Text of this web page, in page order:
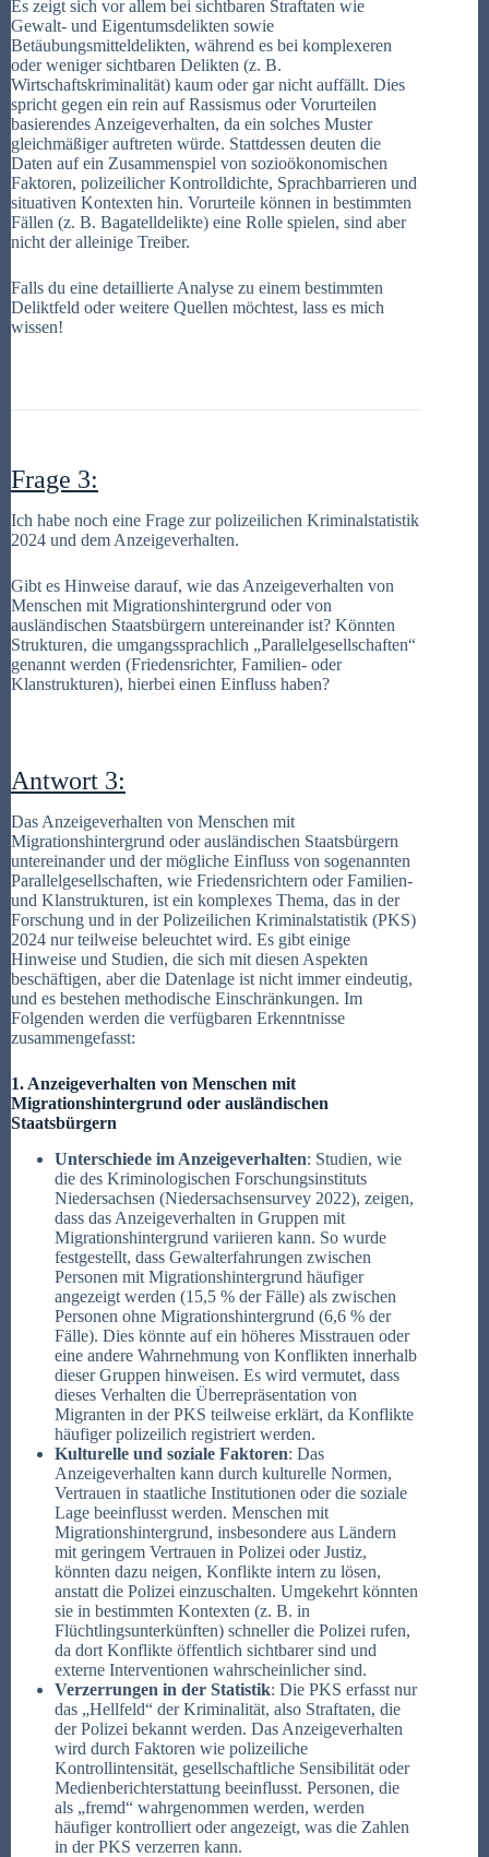
Es zeigt sich vor allem bei sichtbaren Straftaten wie
Gewalt- und Eigentumsdelikten sowie
Betäubungsmitteldelikten, während es bei komplexeren
oder weniger sichtbaren Delikten (z. B.
Wirtschaftskriminalität) kaum oder gar nicht auffällt. Dies
spricht gegen ein rein auf Rassismus oder Vorurteilen
basierendes Anzeigeverhalten, da ein solches Muster
gleichmäßiger auftreten würde. Stattdessen deuten die
Daten auf ein Zusammenspiel von sozioökonomischen
Faktoren, polizeilicher Kontrolldichte, Sprachbarrieren und
situativen Kontexten hin. Vorurteile können in bestimmten
Fällen (z. B. Bagatelldelikte) eine Rolle spielen, sind aber
nicht der alleinige Treiber.
Falls du eine detaillierte Analyse zu einem bestimmten
Deliktfeld oder weitere Quellen möchtest, lass es mich
wissen!
Frage 3:
Ich habe noch eine Frage zur polizeilichen Kriminalstatistik
2024 und dem Anzeigeverhalten.
Gibt es Hinweise darauf, wie das Anzeigeverhalten von
Menschen mit Migrationshintergrund oder von
ausländischen Staatsbürgern untereinander ist? Könnten
Strukturen, die umgangssprachlich „Parallelgesellschaften“
genannt werden (Friedensrichter, Familien- oder
Klanstrukturen), hierbei einen Einfluss haben?
Antwort 3:
Das Anzeigeverhalten von Menschen mit
Migrationshintergrund oder ausländischen Staatsbürgern
untereinander und der mögliche Einfluss von sogenannten
Parallelgesellschaften, wie Friedensrichtern oder Familien-
und Klanstrukturen, ist ein komplexes Thema, das in der
Forschung und in der Polizeilichen Kriminalstatistik (PKS)
2024 nur teilweise beleuchtet wird. Es gibt einige
Hinweise und Studien, die sich mit diesen Aspekten
beschäftigen, aber die Datenlage ist nicht immer eindeutig,
und es bestehen methodische Einschränkungen. Im
Folgenden werden die verfügbaren Erkenntnisse
zusammengefasst:
1. Anzeigeverhalten von Menschen mit
Migrationshintergrund oder ausländischen
Staatsbürgern
Unterschiede im Anzeigeverhalten: Studien, wie
die des Kriminologischen Forschungsinstituts
Niedersachsen (Niedersachsensurvey 2022), zeigen,
dass das Anzeigeverhalten in Gruppen mit
Migrationshintergrund variieren kann. So wurde
festgestellt, dass Gewalterfahrungen zwischen
Personen mit Migrationshintergrund häufiger
angezeigt werden (15,5 % der Fälle) als zwischen
Personen ohne Migrationshintergrund (6,6 % der
Fälle). Dies könnte auf ein höheres Misstrauen oder
eine andere Wahrnehmung von Konflikten innerhalb
dieser Gruppen hinweisen. Es wird vermutet, dass
dieses Verhalten die Überrepräsentation von
Migranten in der PKS teilweise erklärt, da Konflikte
häufiger polizeilich registriert werden.
Kulturelle und soziale Faktoren: Das
Anzeigeverhalten kann durch kulturelle Normen,
Vertrauen in staatliche Institutionen oder die soziale
Lage beeinflusst werden. Menschen mit
Migrationshintergrund, insbesondere aus Ländern
mit geringem Vertrauen in Polizei oder Justiz,
könnten dazu neigen, Konflikte intern zu lösen,
anstatt die Polizei einzuschalten. Umgekehrt könnten
sie in bestimmten Kontexten (z. B. in
Flüchtlingsunterkünften) schneller die Polizei rufen,
da dort Konflikte öffentlich sichtbarer sind und
externe Interventionen wahrscheinlicher sind.
Verzerrungen in der Statistik: Die PKS erfasst nur
das „Hellfeld“ der Kriminalität, also Straftaten, die
der Polizei bekannt werden. Das Anzeigeverhalten
wird durch Faktoren wie polizeiliche
Kontrollintensität, gesellschaftliche Sensibilität oder
Medienberichterstattung beeinflusst. Personen, die
als „fremd“ wahrgenommen werden, werden
häufiger kontrolliert oder angezeigt, was die Zahlen
in der PKS verzerren kann.